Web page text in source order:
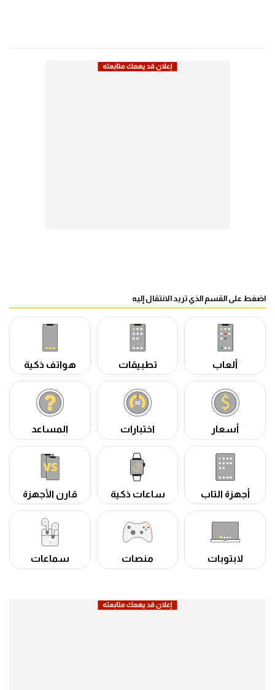
اضغط على القسم الذي تريد الانتقال إليه
ألعاب تطبيقات هواتف ذكية
أسعار اختبارات المساعد
أجهزة التاب ساعات ذكية قارن الأجهزة
لابتوبات منصات سماعات